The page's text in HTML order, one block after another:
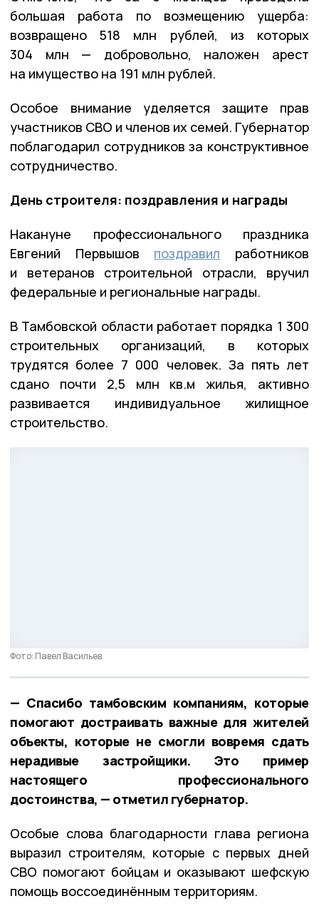
большая работа по возмещению ущерба:
возвращено 518 млн рублей, из которых
304 млн — добровольно, наложен арест
на имущество на 191 млн рублей.
Особое внимание уделяется защите прав
участников СВО и членов их семей. Губернатор
поблагодарил сотрудников за конструктивное
сотрудничество.
День строителя: поздравления и награды
Накануне профессионального праздника
Евгений Первышов поздравил работников
и ветеранов строительной отрасли, вручил
федеральные и региональные награды.
В Тамбовской области работает порядка 1 300
строительных организаций, в которых
трудятся более 7 000 человек. За пять лет
сдано почти 2,5 млн кв.м жилья, активно
развивается индивидуальное жилищное
строительство.
Фото: Павел Васильев
— Спасибо тамбовским компаниям, которые
помогают достраивать важные для жителей
объекты, которые не смогли вовремя сдать
нерадивые застройщики. Это пример
настоящего профессионального
достоинства, — отметил губернатор.
Особые слова благодарности глава региона
выразил строителям, которые с первых дней
СВО помогают бойцам и оказывают шефскую
помощь воссоединённым территориям.